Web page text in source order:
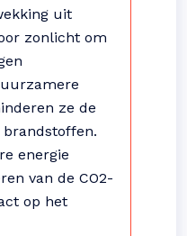
uit
zonlicht om
ze de
energie
van de CO2-
op het